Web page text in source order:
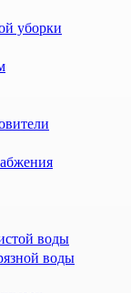
уборки
воды
воды